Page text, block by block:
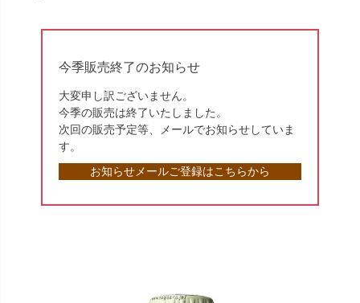
今季販売終了のお知らせ
大変申し訳ございません。
今季の販売は終了いたしました。
次回の販売予定等、メールでお知らせしていま
す。
お知らせメールご登録はこちらから